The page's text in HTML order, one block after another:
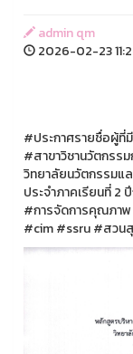
admin qm
2026-02-23
#ประกาศรายชื่อผู้
#สาขาวิชานวัตกรร
วิทยาลัยนวัตกรรมแ
ประจำภาคเรียนที่ 2
#การจัดการคุณภา
#cim #ssru #สวน